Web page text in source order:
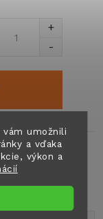
vám umožnili
a vďaka
výkon a